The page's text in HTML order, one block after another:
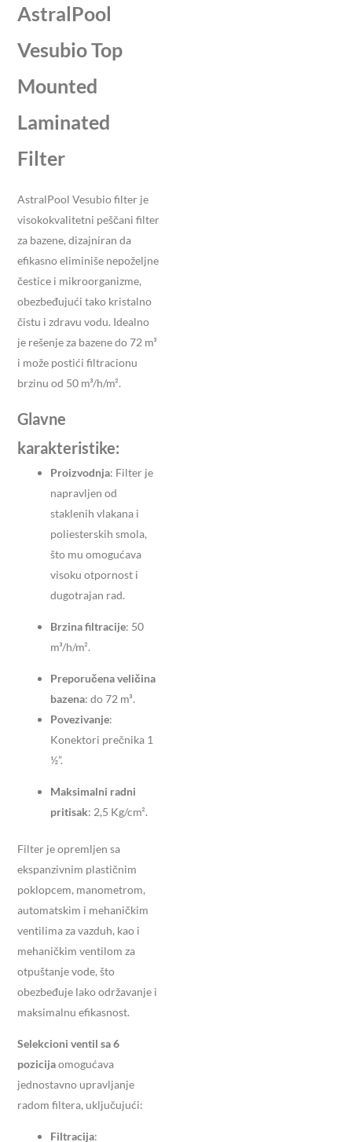
AstralPool
Vesubio Top
Mounted
Laminated
Filter
AstralPool Vesubio filter je
visokokvalitetni peščani filter
za bazene, dizajniran da
efikasno eliminiše nepoželjne
čestice i mikroorganizme,
obezbeđujući tako kristalno
čistu i zdravu vodu. Idealno
je rešenje za bazene do 72 m³
i može postići filtracionu
brzinu od 50 m³/h/m².
Glavne
karakteristike:
Proizvodnja: Filter je
napravljen od
staklenih vlakana i
poliesterskih smola,
što mu omogućava
visoku otpornost i
dugotrajan rad.
Brzina filtracije: 50
m³/h/m².
Preporučena veličina
bazena: do 72 m³.
Povezivanje:
Konektori prečnika 1
½”.
Maksimalni radni
pritisak: 2,5 Kg/cm².
Filter je opremljen sa
ekspanzivnim plastičnim
poklopcem, manometrom,
automatskim i mehaničkim
ventilima za vazduh, kao i
mehaničkim ventilom za
otpuštanje vode, što
obezbeđuje lako održavanje i
maksimalnu efikasnost.
Selekcioni ventil sa 6
pozicijaomogućava
jednostavno upravljanje
radom filtera, uključujući:
Filtracija: